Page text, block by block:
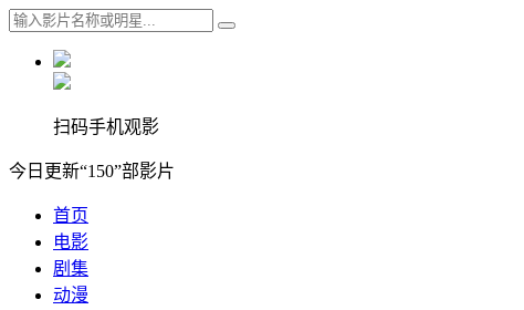
扫码手机观影
今日更新“150”部影片
首页
电影
剧集
动漫